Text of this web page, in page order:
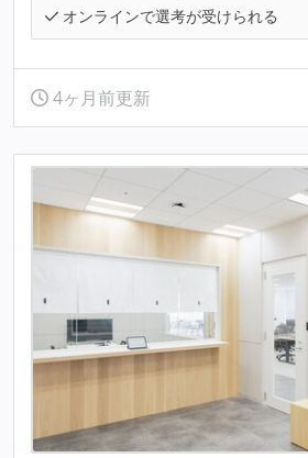
オンラインで選考が受けられる
4ヶ月前更新